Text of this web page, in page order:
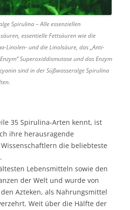
Spirulina – Alle essenziellen
essentielle Fettsäuren wie die
Linolen- und die Linolsäure, das „Anti-
Superoxiddismutase und das Enzym
sind in der Süßwasseralge Spirulina
35 Spirulina-Arten kennt, ist
ihre herausragende
die beliebteste
Lebensmitteln sowie den
der Welt und wurde von
Azteken, als Nahrungsmittel
Weit über die Hälfte der